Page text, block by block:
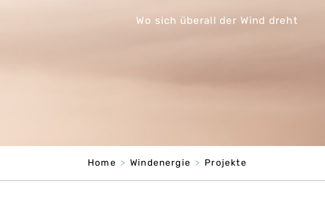
Wo sich überall der Wind dreht
Home Windenergie Projekte